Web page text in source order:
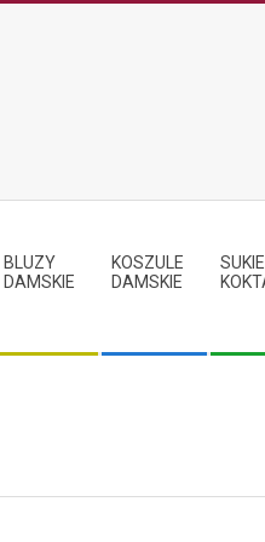
BLUZY
DAMSKIE
KOSZULE
DAMSKIE